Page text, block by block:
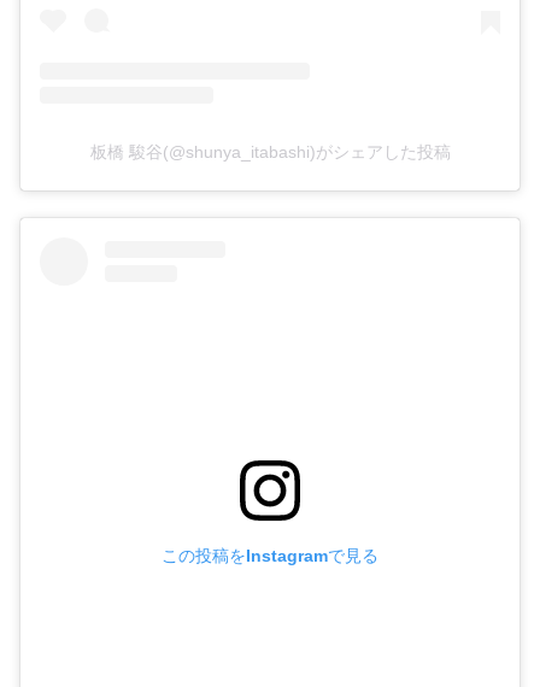
板橋 駿谷(@shunya_itabashi)がシェアした投稿
この投稿をInstagramで見る